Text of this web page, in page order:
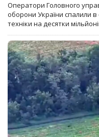
Оператори Головного
оборони України спалили
техніки на десятки